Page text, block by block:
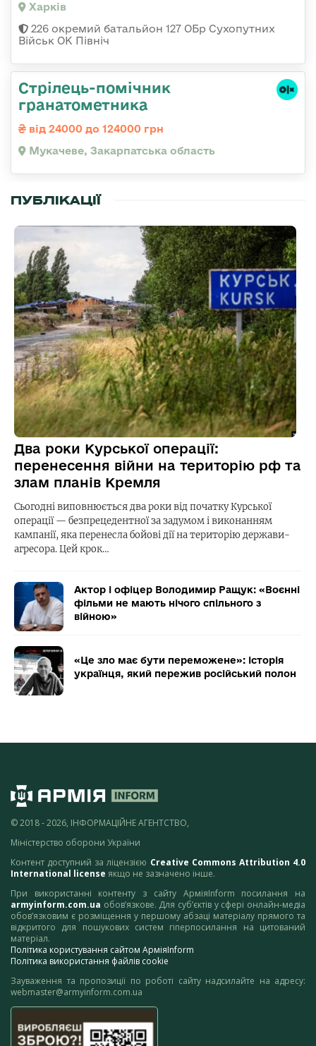
Харків
226 окремий батальйон 127 ОБр Сухопутних
Військ ОК Північ
Стрілець-помічник
гранатометника
від 24000 до 124000 грн
Мукачеве, Закарпатська область
ПУБЛІКАЦІЇ
Два роки Курської операції:
перенесення війни на територію рф та
злам планів Кремля
Сьогодні виповнюється два роки від початку Курської
операції — безпрецедентної за задумом і виконанням
кампанії, яка перенесла бойові дії на територію держави-
агресора. Цей крок…
Актор і офіцер Володимир Ращук: «Воєнні
фільми не мають нічого спільного з
війною»
«Це зло має бути переможене»: історія
українця, який пережив російський полон
© 2018 - 2026, ІНФОРМАЦІЙНЕ АГЕНТСТВО,
Міністерство оборони України
Контент доступний за ліцензією Creative Commons Attribution 4.0
International license якщо не зазначено інше.
При використанні контенту з сайту АрміяInform посилання на
armyinform.com.ua обов’язкове. Для суб’єктів у сфері онлайн-медіа
обов’язковим є розміщення у першому абзаці матеріалу прямого та
відкритого для пошукових систем гіперпосилання на цитований
матеріал.
Політика користування сайтом АрміяInform
Політика використання файлів cookie
Зауваження та пропозиції по роботі сайту надсилайте на адресу:
webmaster@armyinform.com.ua